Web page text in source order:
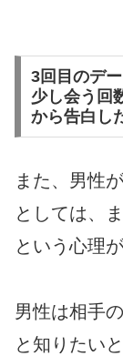
3回目のデ
少し会う回
から告白し
また、男性
としては、
という心理
男性は相手
と知りたい